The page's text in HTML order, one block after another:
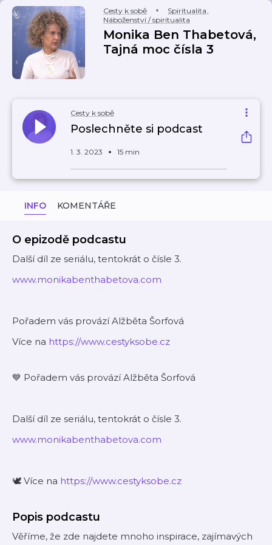
Cesty k sobě Spiritualita,
Náboženství / spiritualita
Monika Ben Thabetová,
Tajná moc čísla 3
Cesty k sobě
Poslechněte si podcast
1. 3. 2023 15 min
INFO KOMENTÁŘE
O epizodě podcastu
Další díl ze seriálu, tentokrát o čísle 3.
www.monikabenthabetova.com
Pořadem vás provází Alžběta Šorfová
Více na https://www.cestyksobe.cz
💙 Pořadem vás provází Alžběta Šorfová
Další díl ze seriálu, tentokrát o čísle 3.
www.monikabenthabetova.com
🕊️ Více na https://www.cestyksobe.cz
Popis podcastu
Věříme, že zde najdete mnoho inspirace, zajímavých